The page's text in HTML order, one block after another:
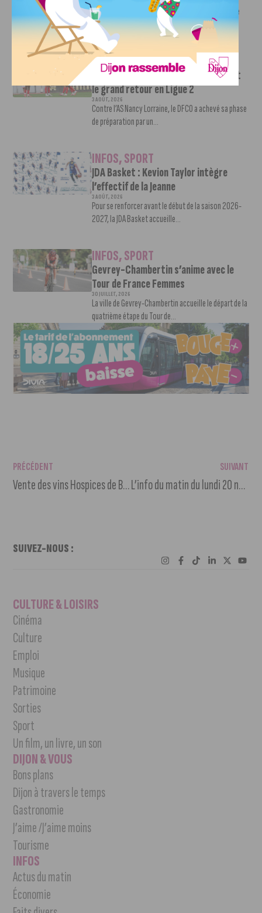
Le challenge que s’apprête à relever l’ultra-cycliste
Victor Bosoni est simple : parcourir 571...
INFOS,SPORT
DFCO : une préparation sereine avant
le grand retour en Ligue 2
3 AOÛT, 2026
Contre l’AS Nancy Lorraine, le DFCO a achevé sa phase
de préparation par un...
INFOS,SPORT
JDA Basket : Kevion Taylor intègre
l’effectif de la Jeanne
3 AOÛT, 2026
Pour se renforcer avant le début de la saison 2026-
2027, la JDA Basket accueille...
INFOS,SPORT
Gevrey-Chambertin s’anime avec le
Tour de France Femmes
30 JUILLET, 2026
La ville de Gevrey-Chambertin accueille le départ de la
quatrième étape du Tour de...
PRÉCÉDENT
Vente des vins Hospices de Beaune : 23M€ récoltés, 2e meilleur résultat historique
SUIVANT
L’info du matin du lundi 20 novembre 2023
SUIVEZ-NOUS :
CULTURE & LOISIRS
Cinéma
Culture
Emploi
Musique
Patrimoine
Sorties
Sport
Un film, un livre, un son
DIJON & VOUS
Bons plans
Dijon à travers le temps
Gastronomie
J’aime /J’aime moins
Tourisme
INFOS
Actus du matin
Économie